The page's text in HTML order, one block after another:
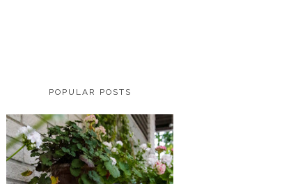
POPULAR POSTS